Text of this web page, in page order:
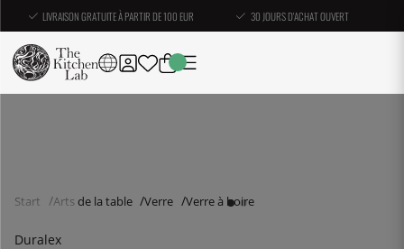
LIVRAISON GRATUITE À PARTIR DE 100 EUR 30 JOURS D'ACHAT OUVERT
Start Arts de la table Verre Verre à boire
Duralex